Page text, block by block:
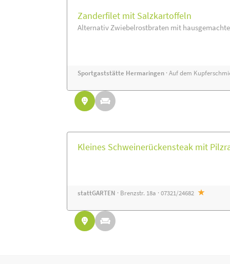
Zanderfilet mit Salzkartoffeln
Alternativ Zwiebelrostbraten mit
Sportgaststätte Hermaringen · Auf dem
Kleines Schweinerückensteak mit
stattGARTEN · Brenzstr. 18a · 07321/24682